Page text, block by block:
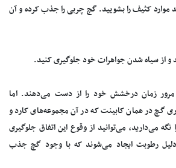
کثیف را بشویید. گچ چربی را جذب کرده و آن
زمان درخشش خود را از دست می‌دهند. اما
گچ در همان کابینت که در آن مجموعه‌های کارد و
می‌دارید، می‌توانید از وقوع این اتفاق جلوگیری
دلیل رطوبت ایجاد می‌شوند که با وجود گچ جذب